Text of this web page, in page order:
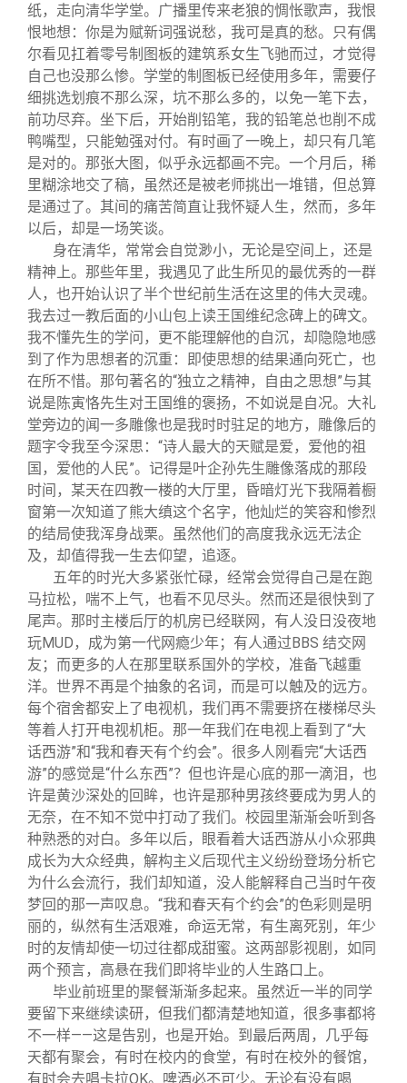
纸，走向清华学堂。广播里传来老狼的惆怅歌声，我恨
恨地想：你是为赋新词强说愁，我可是真的愁。只有偶
尔看见扛着零号制图板的建筑系女生飞驰而过，才觉得
自己也没那么惨。学堂的制图板已经使用多年，需要仔
细挑选划痕不那么深，坑不那么多的，以免一笔下去，
前功尽弃。坐下后，开始削铅笔，我的铅笔总也削不成
鸭嘴型，只能勉强对付。有时画了一晚上，却只有几笔
是对的。那张大图，似乎永远都画不完。一个月后，稀
里糊涂地交了稿，虽然还是被老师挑出一堆错，但总算
是通过了。其间的痛苦简直让我怀疑人生，然而，多年
以后，却是一场笑谈。
身在清华，常常会自觉渺小，无论是空间上，还是
精神上。那些年里，我遇见了此生所见的最优秀的一群
人，也开始认识了半个世纪前生活在这里的伟大灵魂。
我去过一教后面的小山包上读王国维纪念碑上的碑文。
我不懂先生的学问，更不能理解他的自沉，却隐隐地感
到了作为思想者的沉重：即使思想的结果通向死亡，也
在所不惜。那句著名的“独立之精神，自由之思想”与其
说是陈寅恪先生对王国维的褒扬，不如说是自况。大礼
堂旁边的闻一多雕像也是我时时驻足的地方，雕像后的
题字令我至今深思：“诗人最大的天赋是爱，爱他的祖
国，爱他的人民”。记得是叶企孙先生雕像落成的那段
时间，某天在四教一楼的大厅里，昏暗灯光下我隔着橱
窗第一次知道了熊大缜这个名字，他灿烂的笑容和惨烈
的结局使我浑身战栗。虽然他们的高度我永远无法企
及，却值得我一生去仰望，追逐。
五年的时光大多紧张忙碌，经常会觉得自己是在跑
马拉松，喘不上气，也看不见尽头。然而还是很快到了
尾声。那时主楼后厅的机房已经联网，有人没日没夜地
玩MUD，成为第一代网瘾少年；有人通过BBS 结交网
友；而更多的人在那里联系国外的学校，准备飞越重
洋。世界不再是个抽象的名词，而是可以触及的远方。
每个宿舍都安上了电视机，我们再不需要挤在楼梯尽头
等着人打开电视机柜。那一年我们在电视上看到了“大
话西游”和“我和春天有个约会”。很多人刚看完“大话西
游”的感觉是“什么东西”？但也许是心底的那一滴泪，也
许是黄沙深处的回眸，也许是那种男孩终要成为男人的
无奈，在不知不觉中打动了我们。校园里渐渐会听到各
种熟悉的对白。多年以后，眼看着大话西游从小众邪典
成长为大众经典，解构主义后现代主义纷纷登场分析它
为什么会流行，我们却知道，没人能解释自己当时午夜
梦回的那一声叹息。“我和春天有个约会”的色彩则是明
丽的，纵然有生活艰难，命运无常，有生离死别，年少
时的友情却使一切过往都成甜蜜。这两部影视剧，如同
两个预言，高悬在我们即将毕业的人生路口上。
毕业前班里的聚餐渐渐多起来。虽然近一半的同学
要留下来继续读研，但我们都清楚地知道，很多事都将
不一样——这是告别，也是开始。到最后两周，几乎每
天都有聚会，有时在校内的食堂，有时在校外的餐馆，
有时会去唱卡拉OK。啤酒必不可少。无论有没有喝